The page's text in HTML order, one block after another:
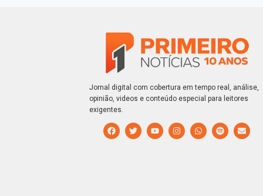
Jornal digital com cobertura em tempo real, análise,
opinião, videos e conteúdo especial para leitores
exigentes.